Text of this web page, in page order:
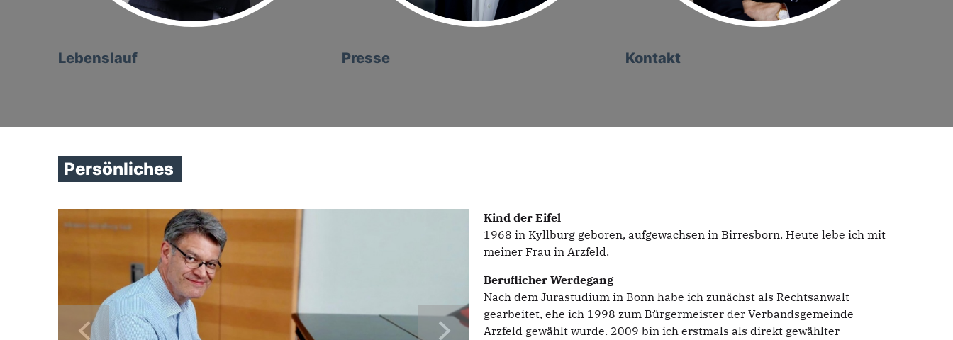
Lebenslauf Presse Kontakt
Persönliches
Kind der Eifel
1968 in Kyllburg geboren, aufgewachsen in Birresborn. Heute lebe ich mit
meiner Frau in Arzfeld.
Beruflicher Werdegang
Nach dem Jurastudium in Bonn habe ich zunächst als Rechtsanwalt
gearbeitet, ehe ich 1998 zum Bürgermeister der Verbandsgemeinde
Arzfeld gewählt wurde. 2009 bin ich erstmals als direkt gewählter